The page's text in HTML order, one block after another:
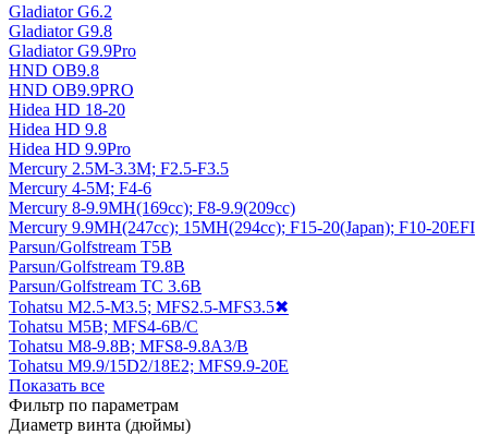
Gladiator G6.2
Gladiator G9.8
Gladiator G9.9Pro
HND OB9.8
HND OB9.9PRO
Hidea HD 18-20
Hidea HD 9.8
Hidea HD 9.9Pro
Mercury 2.5M-3.3M; F2.5-F3.5
Mercury 4-5M; F4-6
Mercury 8-9.9MH(169cc); F8-9.9(209cc)
Mercury 9.9MH(247cc); 15MH(294cc); F15-20(Japan); F10-20EFI
Parsun/Golfstream T5B
Parsun/Golfstream T9.8B
Parsun/Golfstream TC 3.6B
Tohatsu M2.5-M3.5; MFS2.5-MFS3.5✖
Tohatsu M5В; MFS4-6B/C
Tohatsu M8-9.8B; MFS8-9.8A3/B
Tohatsu M9.9/15D2/18E2; MFS9.9-20E
Показать все
Фильтр по параметрам
Диаметр винта (дюймы)